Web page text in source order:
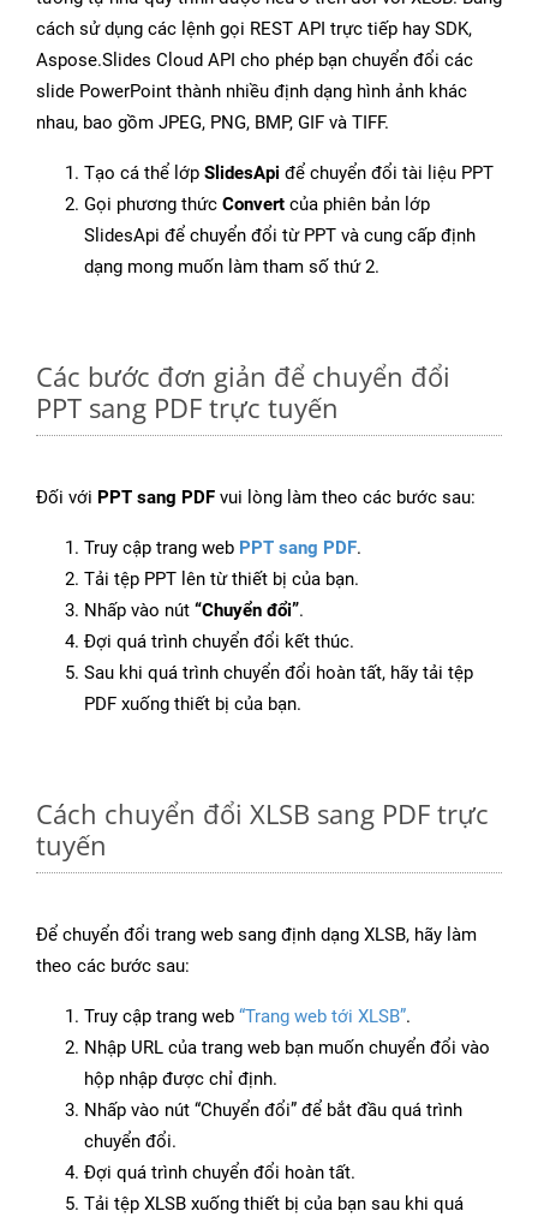
cách sử dụng các lệnh gọi REST API trực tiếp hay SDK,
Aspose.Slides Cloud API cho phép bạn chuyển đổi các
slide PowerPoint thành nhiều định dạng hình ảnh khác
nhau, bao gồm JPEG, PNG, BMP, GIF và TIFF.
Tạo cá thể lớp SlidesApi để chuyển đổi tài liệu PPT
Gọi phương thức Convert của phiên bản lớp
SlidesApi để chuyển đổi từ PPT và cung cấp định
dạng mong muốn làm tham số thứ 2.
Các bước đơn giản để chuyển đổi
PPT sang PDF trực tuyến
Đối với PPT sang PDF vui lòng làm theo các bước sau:
Truy cập trang web PPT sang PDF.
Tải tệp PPT lên từ thiết bị của bạn.
Nhấp vào nút “Chuyển đổi”.
Đợi quá trình chuyển đổi kết thúc.
Sau khi quá trình chuyển đổi hoàn tất, hãy tải tệp
PDF xuống thiết bị của bạn.
Cách chuyển đổi XLSB sang PDF trực
tuyến
Để chuyển đổi trang web sang định dạng XLSB, hãy làm
theo các bước sau:
Truy cập trang web “Trang web tới XLSB”.
Nhập URL của trang web bạn muốn chuyển đổi vào
hộp nhập được chỉ định.
Nhấp vào nút “Chuyển đổi” để bắt đầu quá trình
chuyển đổi.
Đợi quá trình chuyển đổi hoàn tất.
Tải tệp XLSB xuống thiết bị của bạn sau khi quá